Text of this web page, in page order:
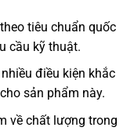
tiêu chuẩn quốc
cầu kỹ thuật.
điều kiện khắc
sản phẩm này.
về chất lượng trong